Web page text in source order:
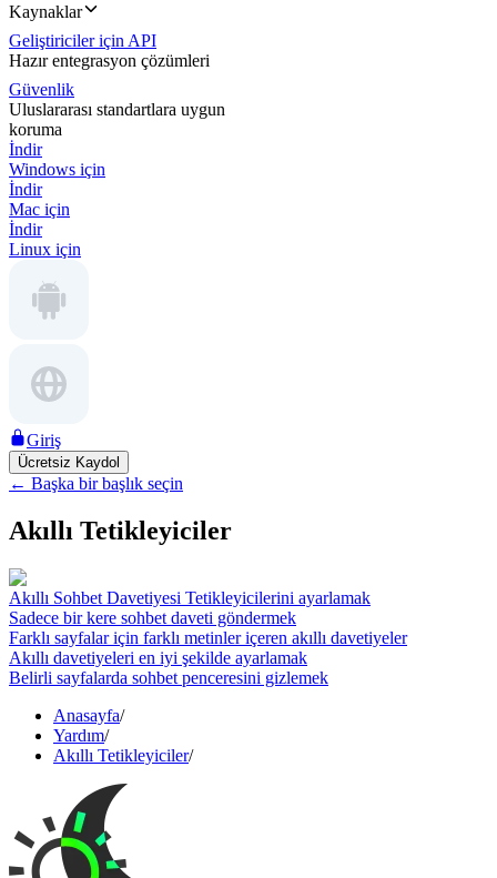
Kaynaklar
Geliştiriciler için API
Hazır entegrasyon çözümleri
Güvenlik
Uluslararası standartlara uygun
koruma
İndir
Windows için
İndir
Mac için
İndir
Linux için
Giriş
Ücretsiz Kaydol
← Başka bir başlık seçin
Akıllı Tetikleyiciler
Akıllı Sohbet Davetiyesi Tetikleyicilerini ayarlamak
Sadece bir kere sohbet daveti göndermek
Farklı sayfalar için farklı metinler içeren akıllı davetiyeler
Akıllı davetiyeleri en iyi şekilde ayarlamak
Belirli sayfalarda sohbet penceresini gizlemek
Anasayfa/
Yardım/
Akıllı Tetikleyiciler/